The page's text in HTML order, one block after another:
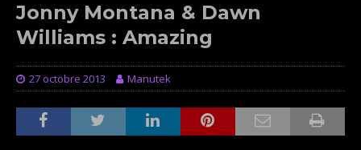
Jonny Montana & Dawn
Williams : Amazing
27 octobre 2013 Manutek